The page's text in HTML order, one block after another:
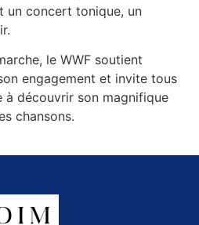
un concert tonique, un
le WWF soutient
engagement et invite tous
à découvrir son magnifique
chansons.